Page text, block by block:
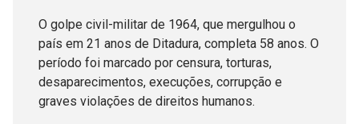
O golpe civil-militar de 1964, que mergulhou o
país em 21 anos de Ditadura, completa 58 anos. O
período foi marcado por censura, torturas,
desaparecimentos, execuções, corrupção e
graves violações de direitos humanos.